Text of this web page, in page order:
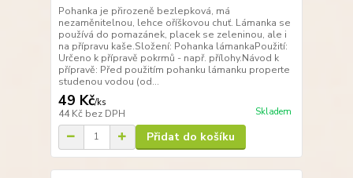
Pohanka je přirozeně bezlepková, má
nezaměnitelnou, lehce oříškovou chuť. Lámanka se
používá do pomazánek, placek se zeleninou, ale i
na přípravu kaše.Složení: Pohanka lámankaPoužití:
Určeno k přípravě pokrmů - např. přílohy.Návod k
přípravě: Před použitím pohanku lámanku properte
studenou vodou (od...
49 Kč/ks
44 Kč bez DPH Skladem
Přidat do košíku